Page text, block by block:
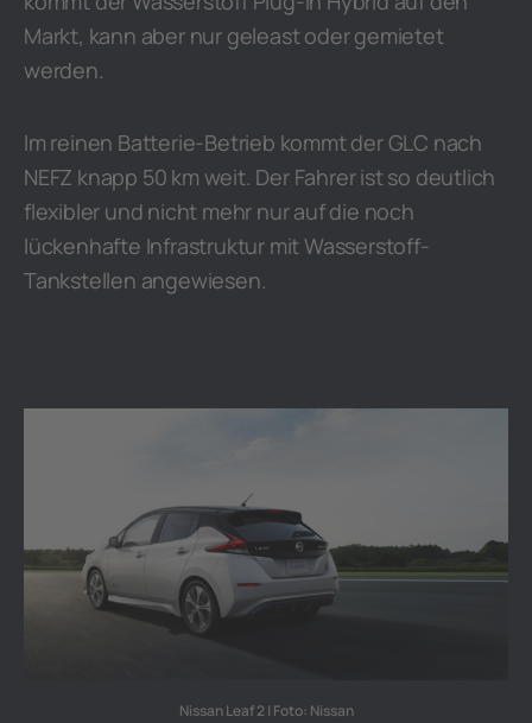
Markt, kann aber nur geleast oder gemietet
werden.
Im reinen Batterie-Betrieb kommt der GLC nach
NEFZ knapp 50 km weit. Der Fahrer ist so deutlich
flexibler und nicht mehr nur auf die noch
lückenhafte Infrastruktur mit Wasserstoff-
Tankstellen angewiesen.
Nissan Leaf 2 | Foto: Nissan